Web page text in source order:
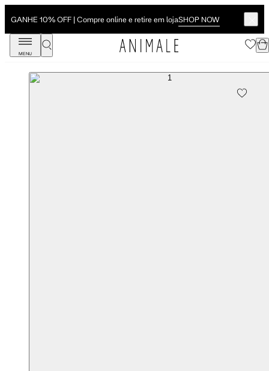
GANHE 10% OFF | Compre online e retire em lojaSHOP NOW
MENU